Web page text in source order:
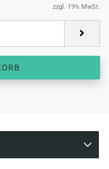
zzgl. 19% MwSt.